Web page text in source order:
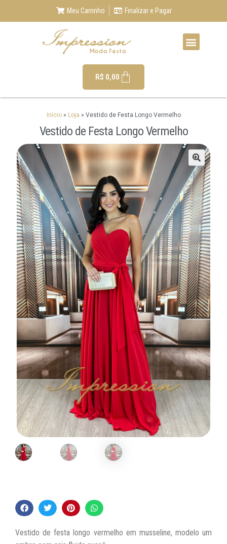
Meu Carrinho Finalizar e Pagar
R$ 0,00
Início» Loja » Vestido de Festa Longo Vermelho
Vestido de Festa Longo Vermelho
🔍
Vestido de festa longo vermelho em musseline, modelo um